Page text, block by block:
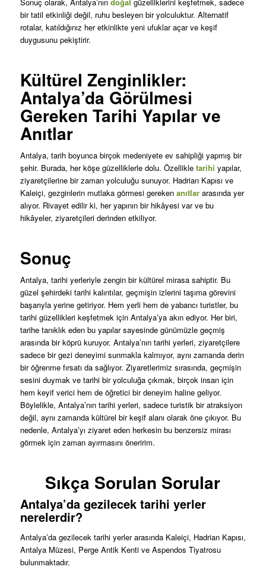
Sonuç olarak, Antalya’nın doğal güzelliklerini keşfetmek, sadece
bir tatil etkinliği değil, ruhu besleyen bir yolculuktur. Alternatif
rotalar, katıldığınız her etkinlikte yeni ufuklar açar ve keşif
duygusunu pekiştirir.
Kültürel Zenginlikler:
Antalya’da Görülmesi
Gereken Tarihi Yapılar ve
Anıtlar
Antalya, tarih boyunca birçok medeniyete ev sahipliği yapmış bir
şehir. Burada, her köşe güzelliklerle dolu. Özellikle tarihi yapılar,
ziyaretçilerine bir zaman yolculuğu sunuyor. Hadrian Kapısı ve
Kaleiçi, gezginlerin mutlaka görmesi gereken anıtlararasında yer
alıyor. Rivayet edilir ki, her yapının bir hikâyesi var ve bu
hikâyeler, ziyaretçileri derinden etkiliyor.
Sonuç
Antalya, tarihi yerleriyle zengin bir kültürel mirasa sahiptir. Bu
güzel şehirdeki tarihi kalıntılar, geçmişin izlerini taşıma görevini
başarıyla yerine getiriyor. Hem yerli hem de yabancı turistler, bu
tarihi güzellikleri keşfetmek için Antalya’ya akın ediyor. Her biri,
tarihe tanıklık eden bu yapılar sayesinde günümüzle geçmiş
arasında bir köprü kuruyor. Antalya’nın tarihi yerleri, ziyaretçilere
sadece bir gezi deneyimi sunmakla kalmıyor, aynı zamanda derin
bir öğrenme fırsatı da sağlıyor. Ziyaretlerimiz sırasında, geçmişin
sesini duymak ve tarihi bir yolculuğa çıkmak, birçok insan için
hem keyif verici hem de öğretici bir deneyim haline geliyor.
Böylelikle, Antalya’nın tarihi yerleri, sadece turistik bir atraksiyon
değil, aynı zamanda kültürel bir keşif alanı olarak öne çıkıyor. Bu
nedenle, Antalya’yı ziyaret eden herkesin bu benzersiz mirası
görmek için zaman ayırmasını öneririm.
Sıkça Sorulan Sorular
Antalya’da gezilecek tarihi yerler
nerelerdir?
Antalya’da gezilecek tarihi yerler arasında Kaleiçi, Hadrian Kapısı,
Antalya Müzesi, Perge Antik Kenti ve Aspendos Tiyatrosu
bulunmaktadır.